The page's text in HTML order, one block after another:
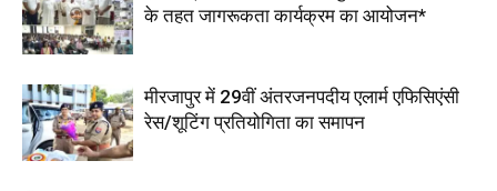
के तहत जागरूकता कार्यक्रम का आयोजन*
मीरजापुर में 29वीं अंतरजनपदीय एलार्म एफिसिएंसी
रेस/शूटिंग प्रतियोगिता का समापन